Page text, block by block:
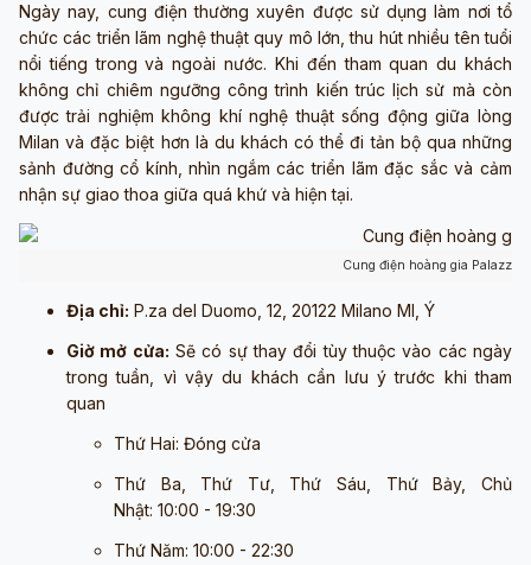
Ngày nay, cung điện thường xuyên được sử dụng làm nơi tổ
chức các triển lãm nghệ thuật quy mô lớn, thu hút nhiều tên tuổi
nổi tiếng trong và ngoài nước. Khi đến tham quan du khách
không chỉ chiêm ngưỡng công trình kiến trúc lịch sử mà còn
được trải nghiệm không khí nghệ thuật sống động giữa lòng
Milan và đặc biệt hơn là du khách có thể đi tản bộ qua những
sảnh đường cổ kính, nhìn ngắm các triển lãm đặc sắc và cảm
nhận sự giao thoa giữa quá khứ và hiện tại.
Cung điện hoàng gia Palazzo
Địa chỉ: P.za del Duomo, 12, 20122 Milano MI, Ý
Giờ mở cửa: Sẽ có sự thay đổi tùy thuộc vào các ngày
trong tuần, vì vậy du khách cần lưu ý trước khi tham
quan
Thứ Hai: Đóng cửa
Thứ Ba, Thứ Tư, Thứ Sáu, Thứ Bảy, Chủ
Nhật: 10:00 - 19:30
Thứ Năm: 10:00 - 22:30